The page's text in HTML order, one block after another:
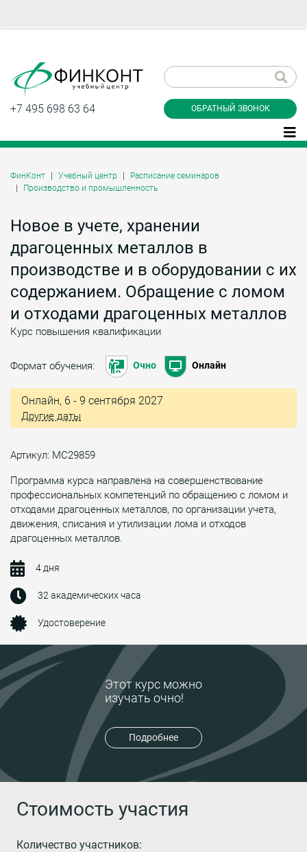
+7 495 698 63 64 ОБРАТНЫЙ ЗВОНОК
Этот курс можно
изучать очно!
Подробнее
ФинКонт Учебный центр
Расписание семинаров
Производство и промышленность
Новое в учете, хранении
драгоценных металлов в
производстве и в оборудовании с их
содержанием. Обращение с ломом
и отходами драгоценных металлов
Курс повышения квалификации
Формат обучения: Очно Онлайн
Онлайн, 6 - 9 сентября 2027
Другие даты
Артикул: МС29859
Программа курса направлена на совершенствование
профессиональных компетенций по обращению с ломом и
отходами драгоценных металлов, по организации учета,
движения, списания и утилизации лома и отходов
драгоценных металлов.
4 дня
32 академических часа
Удостоверение
Стоимость участия
Количество участников:
звонок
Даю согласие на обработку персональных
Заказать